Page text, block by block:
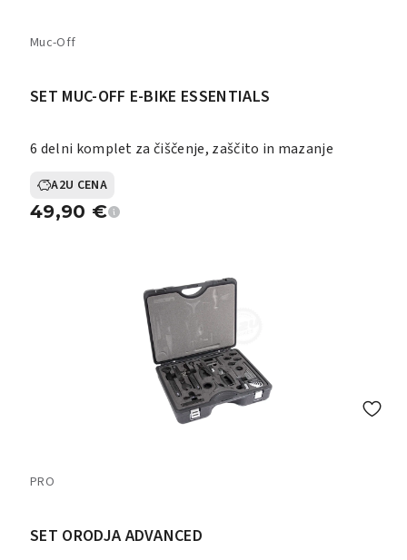
Muc-Off
SET MUC-OFF E-BIKE ESSENTIALS
6 delni komplet za čiščenje, zaščito in mazanje
A2U CENA
49,90 €
PRO
SET ORODJA ADVANCED